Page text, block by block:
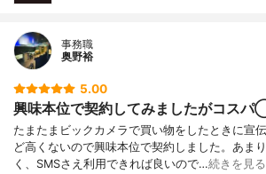
事務職
奥野裕
5.00
興味本位で契約してみましたがコス
たまたまビックカメラで買い物をしたときに宣
ど高くないので興味本位で契約しました。あま
く、SMSさえ利用できれば良いので…続きを見る